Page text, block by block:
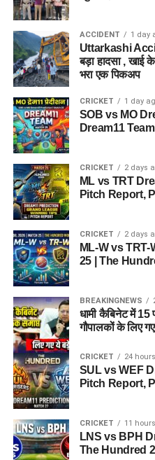
बदलता था और खुद को कभी गृह
सेना का वरिष्ठ अधिकारी बताकर
5. पुलिस को आरोपी के
हुआ?
तलाशी के दौरान आरोपी के पास से
बरामद किए गए हैं।
IRE vs AFG Dream11
Match Preview, Pitch
and Fantasy Cricket
तलाश जारी
खटीमा रेलवे स्टेशन के पास
की जांच में जुटी
हल्द्वानी की रेणु धरियाल
से बनाया गिनीज वर्ल्ड
उत्तराखंड में 10 हजार
और कहां लगेंगे रोजगार मेले
ACCIDENT 1 day
Uttarkashi
बड़ा हादसा , खाई
भरा एक पिकअप
CRICKET 1 day
SOB vs MO
Dream11
CRICKET 2 days
ML vs TRT
Pitch Report,
CRICKET 2 days
ML-W vs
25 | The
BREAKINGNEWS
धामी कैबिनेट में 15
गौपालकों के लिए
CRICKET 24
SUL vs WEF
Pitch Report,
CRICKET 11
LNS vs BPH
The Hundred